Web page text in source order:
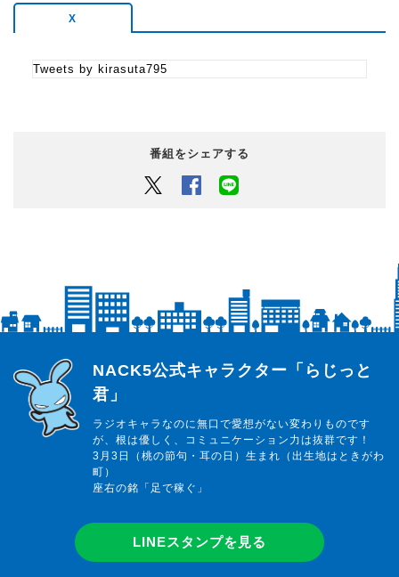
X
Tweets by kirasuta795
番組をシェアする
Twitter Facebook
らじっと君
NACK5公式キャラクター「らじっと
君」
ラジオキャラなのに無口で愛想がない変わりものです
が、根は優しく、コミュニケーション力は抜群です！
3月3日（桃の節句・耳の日）生まれ（出生地はときがわ
町）
座右の銘「足で稼ぐ」
LINEスタンプを見る